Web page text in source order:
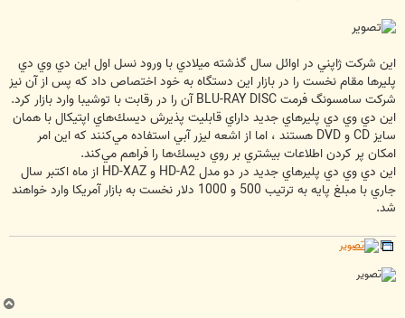
اين شركت ژاپني در اوائل سال گذشته ميلادي با ورود نسل اول اين دي وي دي
پليرها مقام نخست را در بازار اين دستگاه به خود اختصاص داد كه پس از آن نيز
شركت سامسونگ فرمت BLU-RAY DISC آن را در رقابت با توشيبا وارد بازار كرد.
اين دي وي دي پليرهاي جديد داراي قابليت پذيرش ديسك‌‏هاي اپتيكال با همان
سايز CD و DVD هستند ، اما از اشعه ليزر آبي استفاده مي‌‏كنند كه اين امر
امكان پر كردن اطلاعات بيشتري بر روي ديسك‌‏ها را فراهم مي‌‏كند.
اين دي وي دي پليرهاي جديد در دو مدل HD-A2 و HD-XAZ از ماه اكتبر سال
جاري با مبلغ پايه به ترتيب 500 و 1000 دلار نخست به بازار آمريكا وارد خواهند
شد.